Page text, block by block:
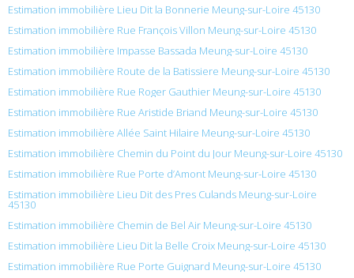
Estimation immobilière Lieu Dit la Bonnerie Meung-sur-Loire 45130
Estimation immobilière Rue François Villon Meung-sur-Loire 45130
Estimation immobilière Impasse Bassada Meung-sur-Loire 45130
Estimation immobilière Route de la Batissiere Meung-sur-Loire 45130
Estimation immobilière Rue Roger Gauthier Meung-sur-Loire 45130
Estimation immobilière Rue Aristide Briand Meung-sur-Loire 45130
Estimation immobilière Allée Saint Hilaire Meung-sur-Loire 45130
Estimation immobilière Chemin du Point du Jour Meung-sur-Loire 45130
Estimation immobilière Rue Porte d’Amont Meung-sur-Loire 45130
Estimation immobilière Lieu Dit des Pres Culands Meung-sur-Loire
45130
Estimation immobilière Chemin de Bel Air Meung-sur-Loire 45130
Estimation immobilière Lieu Dit la Belle Croix Meung-sur-Loire 45130
Estimation immobilière Rue Porte Guignard Meung-sur-Loire 45130